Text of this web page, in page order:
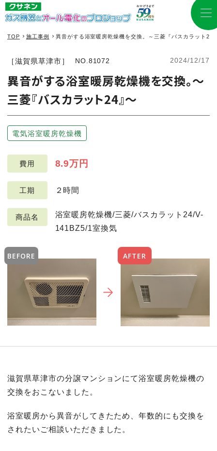
TOP 施工事例 異音がする浴室暖房乾燥機を交換。～三菱『バスカラット24
［滋賀県草津市］ NO.81072 2024/12/17
異音がする浴室暖房乾燥機を交換。～
三菱『バスカラット24』～
電気浴室暖房乾燥機
費用 8.9万円
工期 ２時間
商品名
浴室暖房乾燥機/三菱/バスカラット24/V-
141BZ5/1室換気
BEFORE AFTER
滋賀県草津市の分譲マンションにて浴室暖房乾燥機の
交換をおこないました。
浴室暖房から異音がしてきたため、年数的にも交換を
されたいご相談いただきました。